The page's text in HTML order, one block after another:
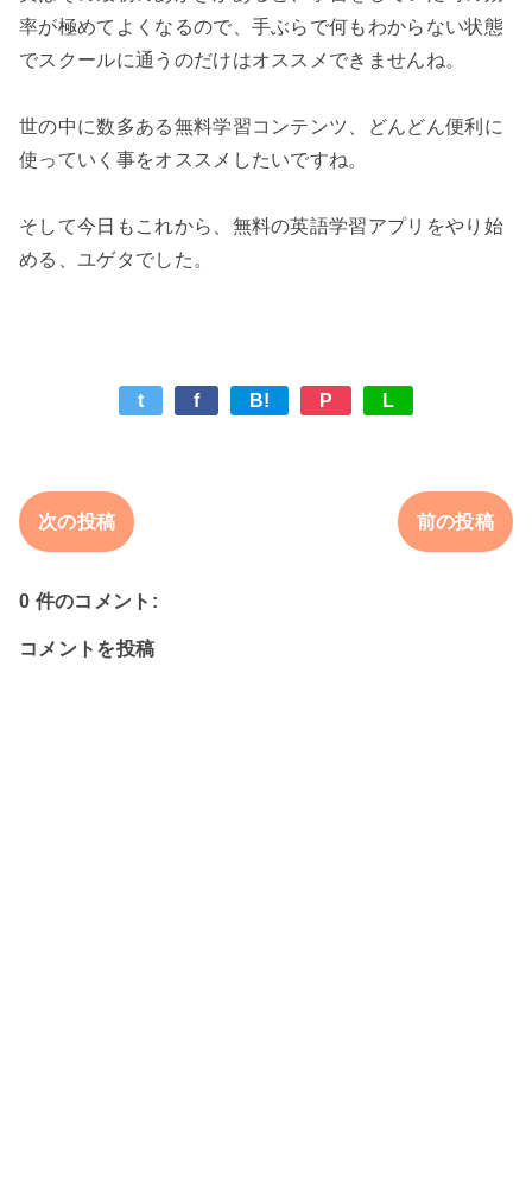
率が極めてよくなるので、手ぶらで何もわからない状態
でスクールに通うのだけはオススメできませんね。
世の中に数多ある無料学習コンテンツ、どんどん便利に
使っていく事をオススメしたいですね。
そして今日もこれから、無料の英語学習アプリをやり始
t f B! P L
次の投稿 前の投稿
0 件のコメント:
コメントを投稿